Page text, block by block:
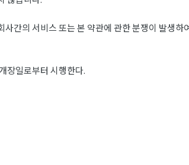
사간의 서비스 또는 본 약관에 관한 분쟁이 발생
장일로부터 시행한다.